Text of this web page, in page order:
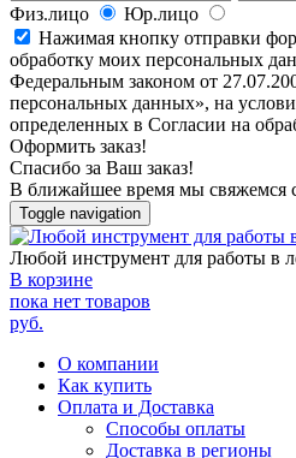
Физ.лицо
Юр.лицо
Нажимая кнопку отправки
обработку моих персональных
Федеральным законом от
персональных данных», на
определенных в Согласии на
Оформить заказ!
Спасибо за Ваш заказ!
В ближайшее время мы свяжемся
Toggle navigation
Любой инструмент для работы в
В корзине
пока нет товаров
руб.
О компании
Как купить
Оплата и Доставка
Способы оплаты
Доставка в регионы